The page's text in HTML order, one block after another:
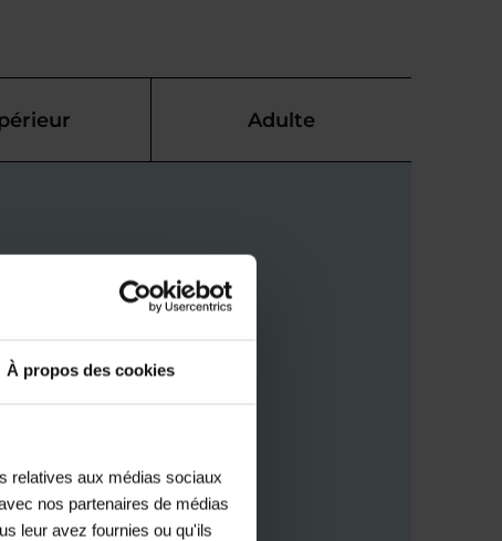
À propos des cookies
relatives aux médias sociaux
nos partenaires de médias
leur avez fournies ou qu'ils
Adulte